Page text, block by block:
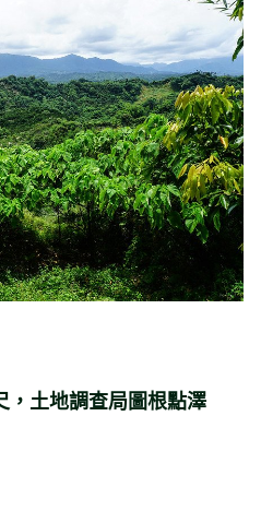
秀巒山、里行、學校園、新
，土地調查局圖根點澤